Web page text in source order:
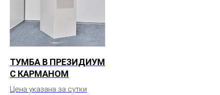
ТУМБА В ПРЕЗИДИУМ
С КАРМАНОМ
Цена указана за сутки